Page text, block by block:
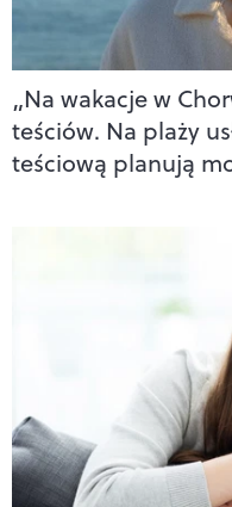
„Na wakacje w
teściów. Na plaży
teściową planują